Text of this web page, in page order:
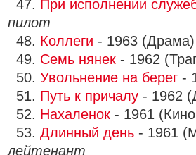
47. При исполнении
пилот
48. Коллеги - 1963
49. Семь нянек - 1962
50. Увольнение на берег -
51. Путь к причалу - 1962
52. Нахаленок - 1961
53. Длинный день - 1961
лейтенант